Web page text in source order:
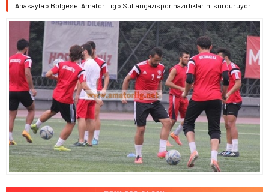
Anasayfa » Bölgesel Amatör Lig » Sultangazispor hazırlıklarını sürdürüyor